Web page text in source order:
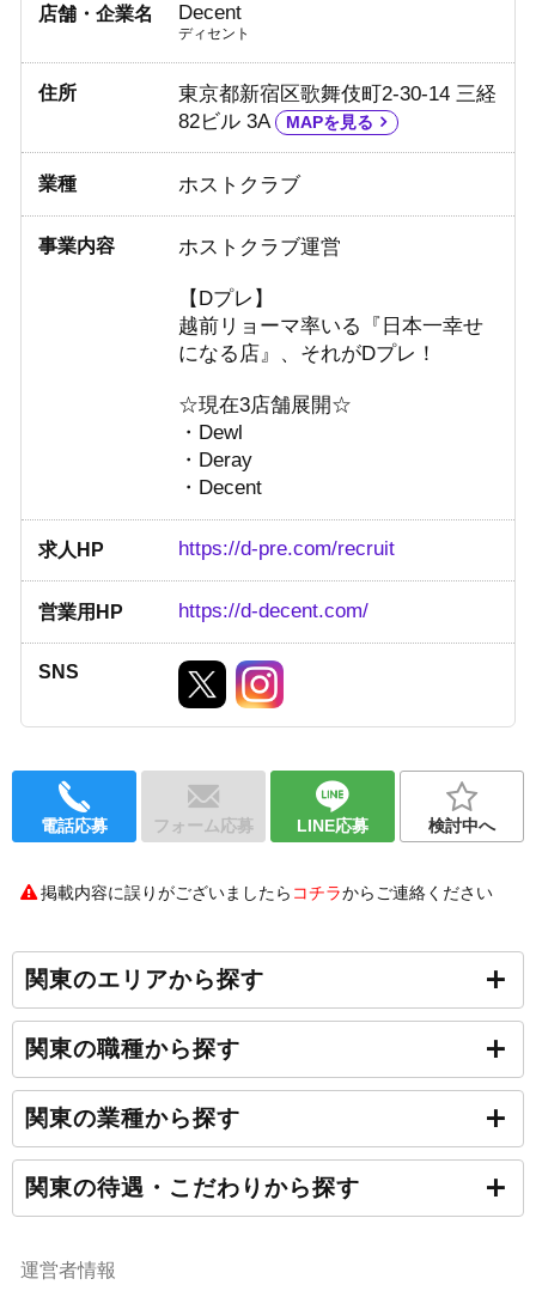
店舗・企業名 Decent
ディセント
住所
東京都新宿区歌舞伎町2-30-14 三経
82ビル 3A
MAPを見る
業種 ホストクラブ
事業内容 ホストクラブ運営
【Dプレ】
越前リョーマ率いる『日本一幸せ
になる店』、それがDプレ！
☆現在3店舗展開☆
・Dewl
・Deray
・Decent
求人HP https://d-pre.com/recruit
営業用HP https://d-decent.com/
SNS
電話応募 フォーム応募 LINE応募 検討中へ
掲載内容に誤りがございましたら コチラからご連絡ください
関東のエリアから探す
関東の職種から探す
関東の業種から探す
関東の待遇・こだわりから探す
運営者情報